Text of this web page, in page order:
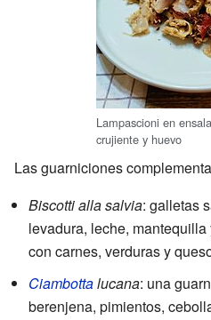
Lampascioni en
crujiente y huevo
Las guarniciones
Biscotti alla salvia: galletas
levadura, leche,
con carnes, verduras y
Ciambottalucana: una
berenjena, pimientos,